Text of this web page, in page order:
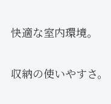
快適な室内環境。
収納の使いやすさ。